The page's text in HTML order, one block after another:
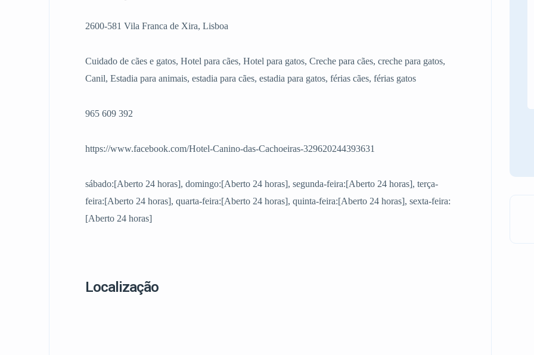
2600-581 Vila Franca de Xira, Lisboa
Cuidado de cães e gatos, Hotel para cães, Hotel para gatos, Creche para cães, creche para gatos,
Canil, Estadia para animais, estadia para cães, estadia para gatos, férias cães, férias gatos
965 609 392
https://www.facebook.com/Hotel-Canino-das-Cachoeiras-329620244393631
sábado:[Aberto 24 horas], domingo:[Aberto 24 horas], segunda-feira:[Aberto 24 horas], terça-
feira:[Aberto 24 horas], quarta-feira:[Aberto 24 horas], quinta-feira:[Aberto 24 horas], sexta-feira:
[Aberto 24 horas]
Localização